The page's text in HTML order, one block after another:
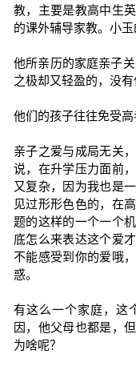
教，主要是教高中生
的课外辅导家教。小玉
他所亲历的家庭亲子
之极却又轻盈的，没有
他们的孩子往往免受高
亲子之爱与成局无关
说，在升学压力面前
又复杂，因为我也是
见过形形色色的，在
题的这样的一个一个
底怎么来表达这个爱
不能感受到你的爱哦
惑。
有这么一个家庭，这
因，他父母也都是，
为啥呢？